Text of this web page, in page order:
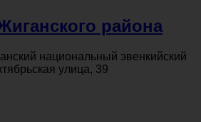
района
национальный эвенкийский
улица, 39